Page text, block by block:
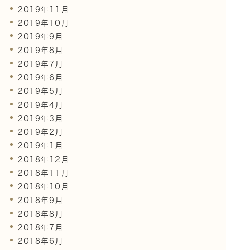
2019年11月
2019年10月
2019年9月
2019年8月
2019年7月
2019年6月
2019年5月
2019年4月
2019年3月
2019年2月
2019年1月
2018年12月
2018年11月
2018年10月
2018年9月
2018年8月
2018年7月
2018年6月